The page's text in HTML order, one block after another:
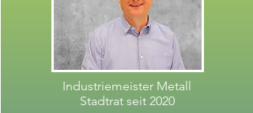
Industriemeister Metall
Stadtrat seit 2020